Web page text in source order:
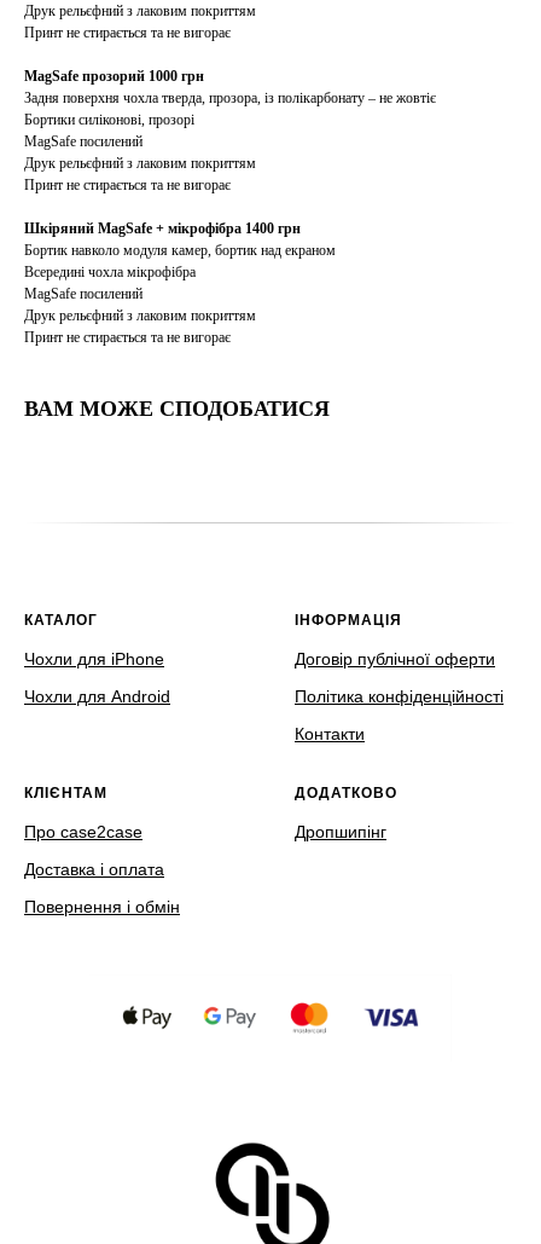
Друк рельєфний з лаковим покриттям
Принт не стирається та не вигорає
MagSafe прозорий 1000 грн
Задня поверхня чохла тверда, прозора, із полікарбонату – не жовтіє
Бортики силіконові, прозорі
MagSafe посилений
Друк рельєфний з лаковим покриттям
Принт не стирається та не вигорає
Шкіряний MagSafe + мікрофібра 1400 грн
Бортик навколо модуля камер, бортик над екраном
Всередині чохла мікрофібра
MagSafe посилений
Друк рельєфний з лаковим покриттям
Принт не стирається та не вигорає
ВАМ МОЖЕ СПОДОБАТИСЯ
КАТАЛОГ
Чохли для iPhone
Чохли для Android
ІНФОРМАЦІЯ
Договір публічної оферти
Політика конфіденційності
Контакти
КЛІЄНТАМ
Про case2case
Доставка і оплата
Повернення і обмін
ДОДАТКОВО
Дропшипінг